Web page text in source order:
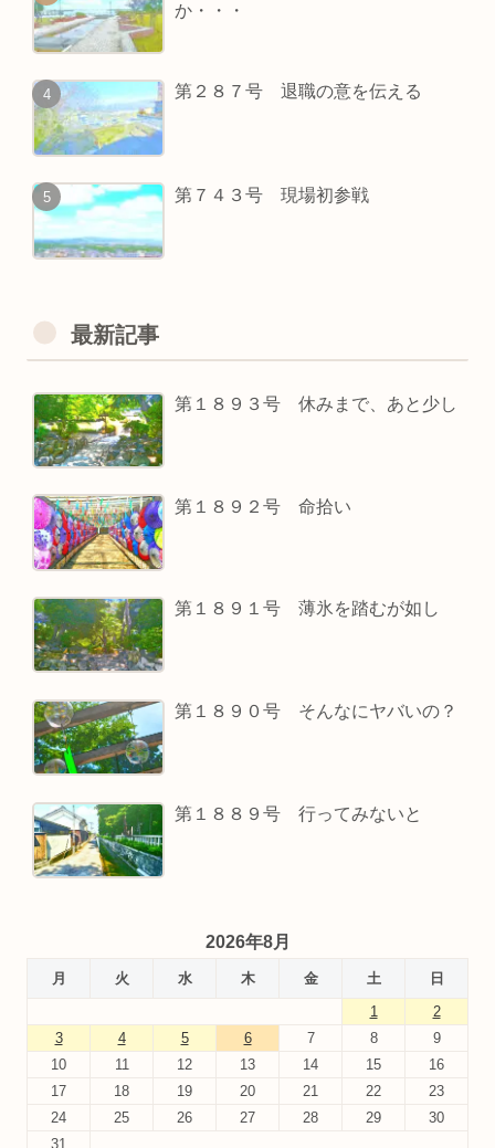
か・・・
第２８７号 退職の意を伝える
第７４３号 現場初参戦
最新記事
第１８９３号 休みまで、あと少し
第１８９２号 命拾い
第１８９１号 薄氷を踏むが如し
第１８９０号 そんなにヤバいの？
第１８８９号 行ってみないと
2026年8月
月 火 水 木 金 土
日
1
2
3
4 5 6 7 8
9
10
11 12 13 14 15
16
17
18 19 20 21 22
23
24
25 26 27 28 29
30
31